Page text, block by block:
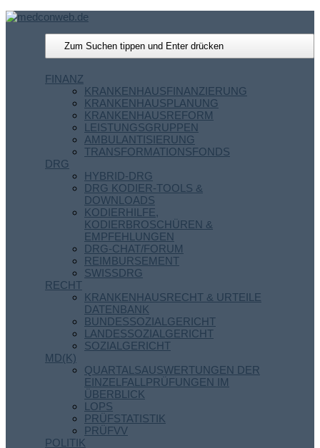
FINANZ
KRANKENHAUSFINANZIERUNG
KRANKENHAUSPLANUNG
KRANKENHAUSREFORM
LEISTUNGSGRUPPEN
AMBULANTISIERUNG
TRANSFORMATIONSFONDS
DRG
HYBRID-DRG
DRG KODIER-TOOLS &
DOWNLOADS
KODIERHILFE,
KODIERBROSCHÜREN &
EMPFEHLUNGEN
DRG-CHAT/FORUM
REIMBURSEMENT
SWISSDRG
RECHT
KRANKENHAUSRECHT & URTEILE
DATENBANK
BUNDESSOZIALGERICHT
LANDESSOZIALGERICHT
SOZIALGERICHT
MD(K)
QUARTALSAUSWERTUNGEN DER
EINZELFALLPRÜFUNGEN IM
ÜBERBLICK
LOPS
PRÜFSTATISTIK
PRÜFVV
POLITIK